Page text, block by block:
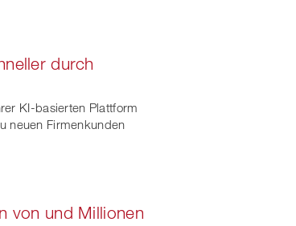
durch
KI-basierten Plattform
neuen Firmenkunden
von und Millionen